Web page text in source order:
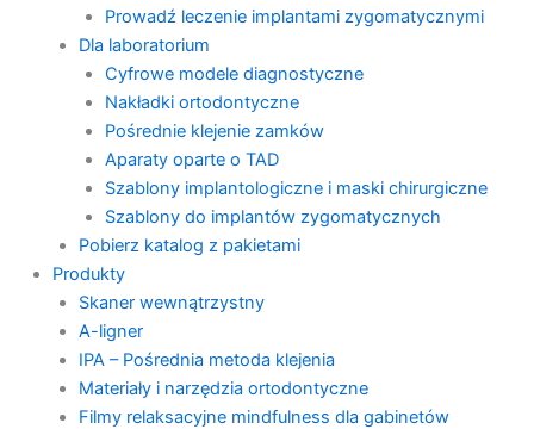
Prowadź leczenie implantami zygomatycznymi
Dla laboratorium
Cyfrowe modele diagnostyczne
Nakładki ortodontyczne
Pośrednie klejenie zamków
Aparaty oparte o TAD
Szablony implantologiczne i maski chirurgiczne
Szablony do implantów zygomatycznych
Pobierz katalog z pakietami
Produkty
Skaner wewnątrzystny
A-ligner
IPA – Pośrednia metoda klejenia
Materiały i narzędzia ortodontyczne
Filmy relaksacyjne mindfulness dla gabinetów